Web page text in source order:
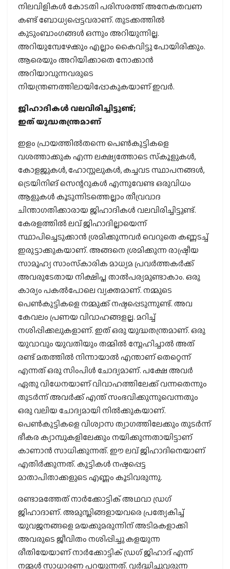
നിലവിളികള്‍ കോടതി പരിസരത്ത് അനേകതവണ
കണ്ട് ബോധ്യപ്പെട്ടവരാണ്. തുടക്കത്തില്‍
കുടുംബാംഗങ്ങള്‍ ഒന്നും അറിയുന്നില്ല.
അറിയുമ്പേഴേക്കും എല്ലാം കൈവിട്ടു പോയിരിക്കും.
ആരെയും അറിയിക്കാതെ നോക്കാന്‍
അറിയാവുന്നവരുടെ
നിയന്ത്രണത്തിലായിപ്പോകുകയാണ് ഇവര്‍.
ജിഹാദികള്‍ വലവിരിച്ചിട്ടുണ്ട്;
ഇത് യുദ്ധതന്ത്രമാണ്
ഇളം പ്രായത്തില്‍തന്നെ പെണ്‍കുട്ടികളെ
വശത്താക്കുക എന്ന ലക്ഷ്യത്തോടെ സ്‌കൂളുകള്‍,
കോളജുകള്‍, ഹോസ്റ്റലുകള്‍, കച്ചവട സ്ഥാപനങ്ങള്‍,
ട്രെയിനിങ് സെന്ററുകള്‍ എന്നുവേണ്ട ഒരുവിധം
ആളുകള്‍ കൂടുന്നിടത്തെല്ലാം തീവ്രവാദ
ചിന്താഗതിക്കാരായ ജിഹാദികള്‍ വലവിരിച്ചിട്ടുണ്ട്.
കേരളത്തില്‍ ലവ് ജിഹാദില്ലായെന്ന്
സ്ഥാപിച്ചെടുക്കാന്‍ ശ്രമിക്കുന്നവര്‍ വെറുതെ കണ്ണടച്ച്
ഇരുട്ടാക്കുകയാണ്. അങ്ങനെ ശ്രമിക്കുന്ന രാഷ്ട്രീയ
സാമൂഹ്യ സാംസ്‌കാരിക മാധ്യമ പ്രവര്‍ത്തകര്‍ക്ക്
അവരുടേതായ നിക്ഷിപ്ത താല്‍പര്യമുണ്ടാകാം. ഒരു
കാര്യം പകല്‍പോലെ വ്യക്തമാണ്. നമ്മുടെ
പെണ്‍കുട്ടികളെ നമ്മുക്ക് നഷ്ടപ്പെടുന്നുണ്ട്. അവ
കേവലം പ്രണയ വിവാഹങ്ങളല്ല. മറിച്ച്
നശിപ്പിക്കലുകളാണ്. ഇത് ഒരു യുദ്ധതന്ത്രമാണ്. ഒരു
യുവാവും യുവതിയും തമ്മില്‍ സ്നേഹിച്ചാല്‍ അത്
രണ്ട് മതത്തില്‍ നിന്നായാല്‍ എന്താണ് തെറ്റെന്ന്
എന്നത് ഒരു സിംപിള്‍ ചോദ്യമാണ്. പക്ഷേ അവര്‍
ഏതു വിധേനയാണ് വിവാഹത്തിലേക്ക് വന്നതെന്നും
തുടര്‍ന്ന് അവര്‍ക്ക് എന്ത് സംഭവിക്കുന്നുവെന്നതും
ഒരു വലിയ ചോദ്യമായി നില്‍ക്കുകയാണ്.
പെണ്‍കുട്ടികളെ വിശ്വാസ ത്യാഗത്തിലേക്കും തുടര്‍ന്ന്
ഭീകര ക്യാമ്പുകളിലേക്കും നയിക്കുന്നതായിട്ടാണ്
കാണാന്‍ സാധിക്കുന്നത്. ഈ ലവ് ജിഹാദിനെയാണ്
എതിര്‍ക്കുന്നത്. കുട്ടികള്‍ നഷ്ടപ്പെട്ട
മാതാപിതാക്കളുടെ എണ്ണം കൂടിവരുന്നു.
രണ്ടാമത്തേത് നാര്‍ക്കോട്ടിക് അഥവാ ഡ്രഗ്
ജിഹാദാണ്. അമുസ്ലിങ്ങളായവരെ പ്രത്യേകിച്ച്
യുവജനങ്ങളെ മയക്കുമരുന്നിന് അടിമകളാക്കി
അവരുടെ ജീവിതം നശിപ്പിച്ചു കളയുന്ന
രീതിയേയാണ് നാര്‍ക്കോട്ടിക് ഡ്രഗ് ജിഹാദ് എന്ന്
നമ്മള്‍ സാധാരണ പറയുന്നത്. വര്‍ദ്ധിച്ചുവരുന്ന